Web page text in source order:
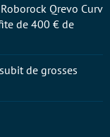
Qrevo Curv
de 400 € de
de grosses